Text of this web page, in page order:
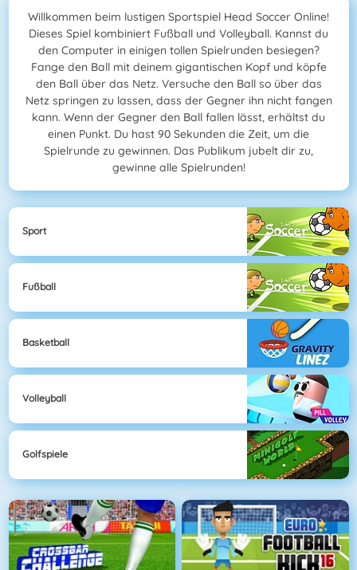
Willkommen beim lustigen Sportspiel Head Soccer Online!
Dieses Spiel kombiniert Fußball und Volleyball. Kannst du
den Computer in einigen tollen Spielrunden besiegen?
Fange den Ball mit deinem gigantischen Kopf und köpfe
den Ball über das Netz. Versuche den Ball so über das
Netz springen zu lassen, dass der Gegner ihn nicht fangen
kann. Wenn der Gegner den Ball fallen lässt, erhältst du
einen Punkt. Du hast 90 Sekunden die Zeit, um die
Spielrunde zu gewinnen. Das Publikum jubelt dir zu,
gewinne alle Spielrunden!
Sport
Fußball
Basketball
Volleyball
Golfspiele